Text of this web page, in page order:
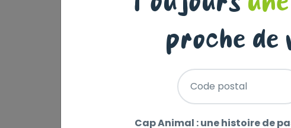
Laisser un avis
BAB’IN LAB ADULTE MG, riche en agneau
d'ingrédients de haute digestibilité et sa
à l’allergie d’origine alimentaire et/ou à une
proche de
Code postal
Cap Animal : une histoire de